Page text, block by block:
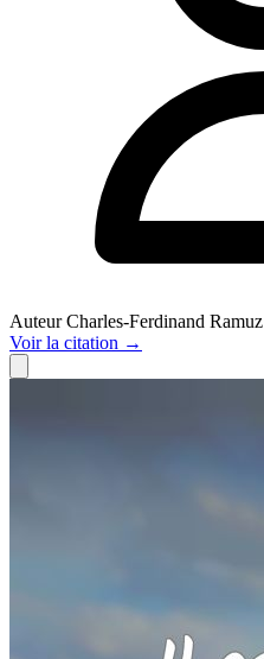
Auteur Charles-Ferdinand Ramuz
Voirla citation →